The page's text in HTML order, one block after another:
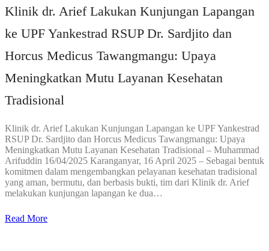
Klinik dr. Arief Lakukan Kunjungan Lapangan
ke UPF Yankestrad RSUP Dr. Sardjito dan
Horcus Medicus Tawangmangu: Upaya
Meningkatkan Mutu Layanan Kesehatan
Tradisional
Klinik dr. Arief Lakukan Kunjungan Lapangan ke UPF Yankestrad
RSUP Dr. Sardjito dan Horcus Medicus Tawangmangu: Upaya
Meningkatkan Mutu Layanan Kesehatan Tradisional – Muhammad
Arifuddin 16/04/2025 Karanganyar, 16 April 2025 – Sebagai bentuk
komitmen dalam mengembangkan pelayanan kesehatan tradisional
yang aman, bermutu, dan berbasis bukti, tim dari Klinik dr. Arief
melakukan kunjungan lapangan ke dua…
Read More